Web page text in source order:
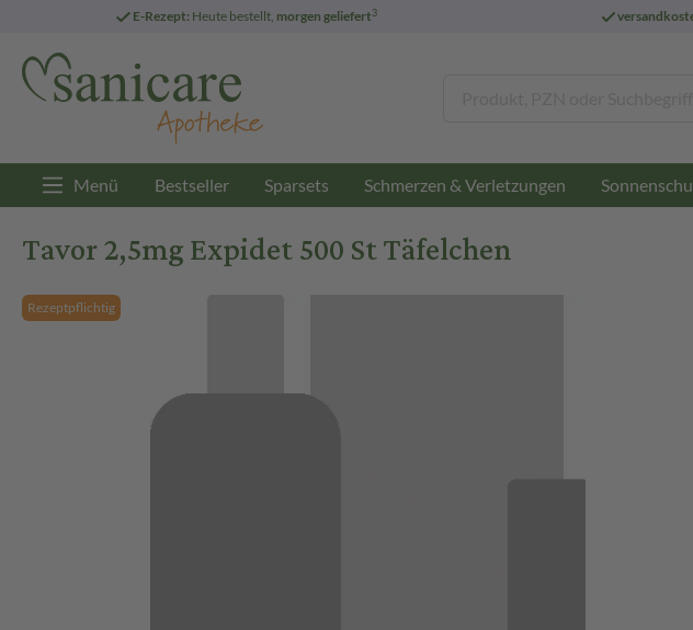
E-Rezept: Heute bestellt, morgen geliefert3
Menü Bestseller Sparsets Schmerzen & Verletzungen
Tavor 2,5mg Expidet 500 St Täfelchen
Rezeptpflichtig